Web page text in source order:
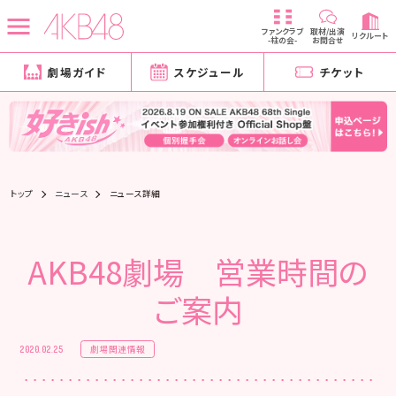
ファンクラブ
-柱の会-
取材/出演
お問合せ リクルート
劇場ガイド スケジュール チケット
トップ ニュース ニュース詳細
AKB48劇場 営業時間の
ご案内
2020.02.25 劇場関連情報